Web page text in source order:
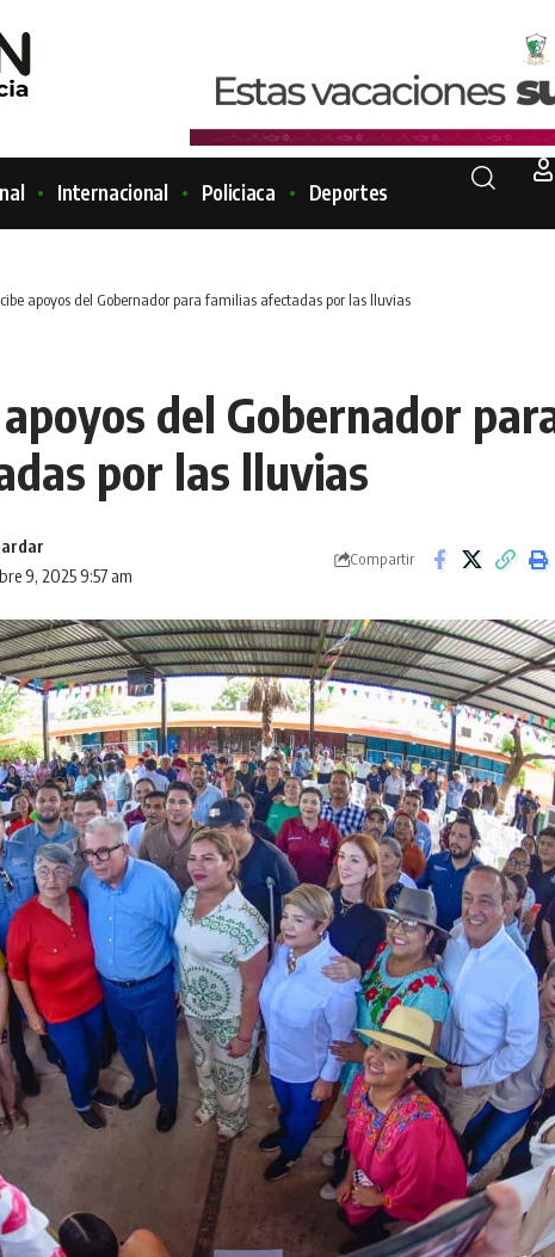
Internacional Policiaca Deportes
apoyos del Gobernador para familias afectadas por las lluvias
del Gobernador
por las lluvias
9, 2025 9:57 am
Compartir